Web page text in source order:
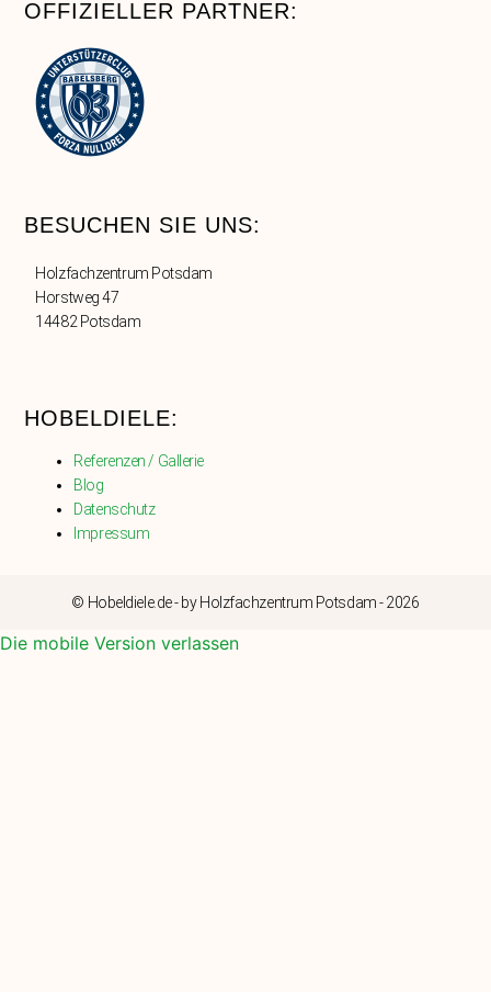
OFFIZIELLER PARTNER:
BESUCHEN SIE UNS:
Holzfachzentrum Potsdam
Horstweg 47
14482 Potsdam
HOBELDIELE:
Referenzen / Gallerie
Blog
Datenschutz
Impressum
© Hobeldiele.de - by Holzfachzentrum Potsdam - 2026
Die mobile Version verlassen